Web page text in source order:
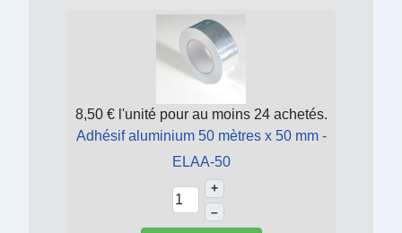
8,50 € l'unité pour au moins 24 achetés.
Adhésif aluminium 50 mètres x 50 mm -
ELAA-50
+
–